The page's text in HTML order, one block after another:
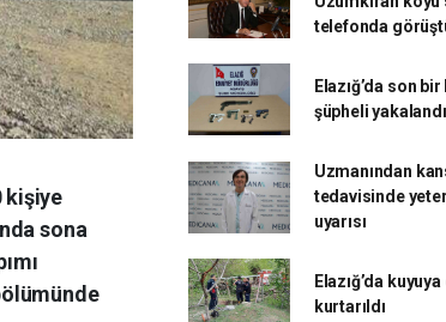
kişiye
sona
telefonda
Elazığ’da son
şüpheli yakalandı
Uzmanından
tedavisinde
uyarısı
Elazığ’da
kurtarıldı